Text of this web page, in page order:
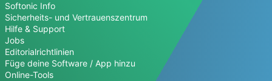
Softonic Info
Sicherheits- und Vertrauenszentrum
Hilfe & Support
Jobs
Editorialrichtlinien
Füge deine Software / App hinzu
Online-Tools